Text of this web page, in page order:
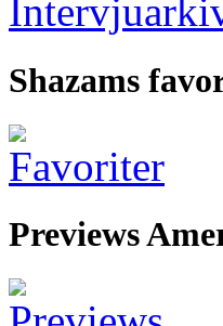
Shazams
Previews